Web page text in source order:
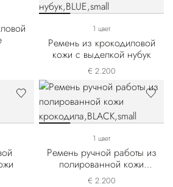
1 цвет
Ремень из крокодиловой
кожи с выделкой нубук
€ 2.200
1 цвет
Ремень ручной работы из
полированной кожи
крокодила
€ 2.200